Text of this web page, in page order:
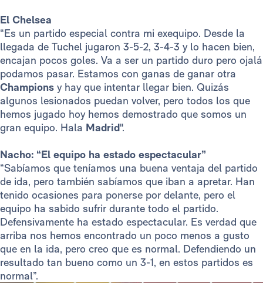
El Chelsea
“Es un partido especial contra mi exequipo. Desde la
llegada de Tuchel jugaron 3-5-2, 3-4-3 y lo hacen bien,
encajan pocos goles. Va a ser un partido duro pero ojalá
podamos pasar. Estamos con ganas de ganar otra
Champions y hay que intentar llegar bien. Quizás
algunos lesionados puedan volver, pero todos los que
hemos jugado hoy hemos demostrado que somos un
gran equipo. Hala Madrid".
Nacho: “El equipo ha estado espectacular”
“Sabíamos que teníamos una buena ventaja del partido
de ida, pero también sabíamos que iban a apretar. Han
tenido ocasiones para ponerse por delante, pero el
equipo ha sabido sufrir durante todo el partido.
Defensivamente ha estado espectacular. Es verdad que
arriba nos hemos encontrado un poco menos a gusto
que en la ida, pero creo que es normal. Defendiendo un
resultado tan bueno como un 3-1, en estos partidos es
normal”.